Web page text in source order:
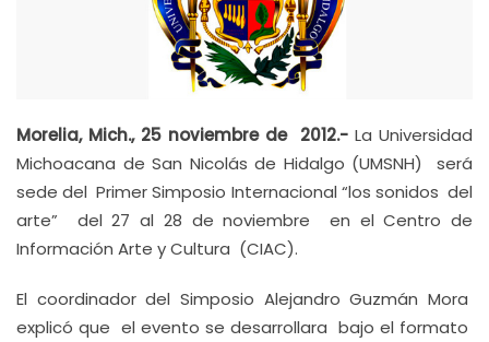
Morelia, Mich., 25 noviembre de 2012.- La Universidad
Michoacana de San Nicolás de Hidalgo (UMSNH) será
sede del Primer Simposio Internacional “los sonidos del
arte” del 27 al 28 de noviembre en el Centro de
Información Arte y Cultura (CIAC).
El coordinador del Simposio Alejandro Guzmán Mora
explicó que el evento se desarrollara bajo el formato